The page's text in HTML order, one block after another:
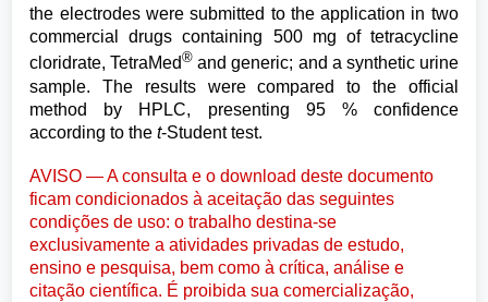
the electrodes were submitted to the application in two
commercial drugs containing 500 mg of tetracycline
cloridrate, TetraMed® and generic; and a synthetic urine
sample. The results were compared to the official
method by HPLC, presenting 95 % confidence
according to thet-Student test.
AVISO — A consulta e o download deste documento
ficam condicionados à aceitação das seguintes
condições de uso: o trabalho destina-se
exclusivamente a atividades privadas de estudo,
ensino e pesquisa, bem como à crítica, análise e
citação científica. É proibida sua comercialização,